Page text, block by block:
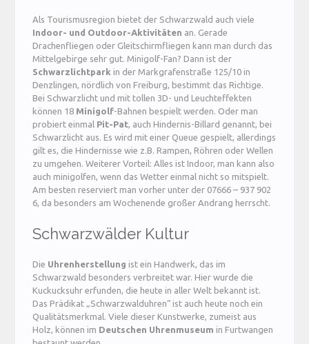
Als Tourismusregion bietet der Schwarzwald auch viele
Indoor- und Outdoor-Aktivitäten an. Gerade
Drachenfliegen oder Gleitschirmfliegen kann man durch das
Mittelgebirge sehr gut. Minigolf-Fan? Dann ist der
Schwarzlichtpark in der Markgrafenstraße 125/10 in
Denzlingen, nördlich von Freiburg, bestimmt das Richtige.
Bei Schwarzlicht und mit tollen 3D- und Leuchteffekten
können 18 Minigolf-Bahnen bespielt werden. Oder man
probiert einmal Pit-Pat, auch Hindernis-Billard genannt, bei
Schwarzlicht aus. Es wird mit einer Queue gespielt, allerdings
gilt es, die Hindernisse wie z.B. Rampen, Röhren oder Wellen
zu umgehen. Weiterer Vorteil: Alles ist Indoor, man kann also
auch minigolfen, wenn das Wetter einmal nicht so mitspielt.
Am besten reserviert man vorher unter der 07666 – 937 902
6, da besonders am Wochenende großer Andrang herrscht.
Schwarzwälder Kultur
Die Uhrenherstellung ist ein Handwerk, das im
Schwarzwald besonders verbreitet war. Hier wurde die
Kuckucksuhr erfunden, die heute in aller Welt bekannt ist.
Das Prädikat „Schwarzwalduhren“ ist auch heute noch ein
Qualitätsmerkmal. Viele dieser Kunstwerke, zumeist aus
Holz, können im Deutschen Uhrenmuseum in Furtwangen